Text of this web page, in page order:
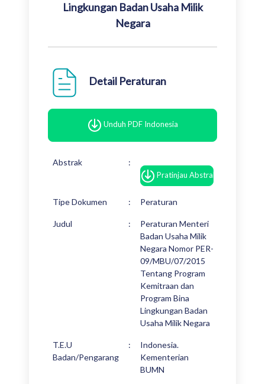
Lingkungan Badan Usaha Milik
Negara
Detail Peraturan
Unduh PDF Indonesia
Abstrak :
Pratinjau Abstrak
Tipe Dokumen : Peraturan
Judul :
Peraturan Menteri
Badan Usaha Milik
Negara Nomor PER-
09/MBU/07/2015
Tentang Program
Kemitraan dan
Program Bina
Lingkungan Badan
Usaha Milik Negara
T.E.U
Badan/Pengarang
:
Indonesia.
Kementerian
BUMN